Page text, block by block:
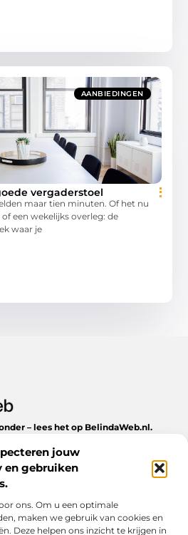
jouw
en gebruiken
ons. Om u een optimale
maken we gebruik van cookies en
Deze helpen ons inzicht te krijgen in
AANBIEDINGEN
vergaderstoel
maar tien minuten. Of het nu
een wekelijks overleg: de
waar je
– lees het op BelindaWeb.nl.
te bieden heeft.